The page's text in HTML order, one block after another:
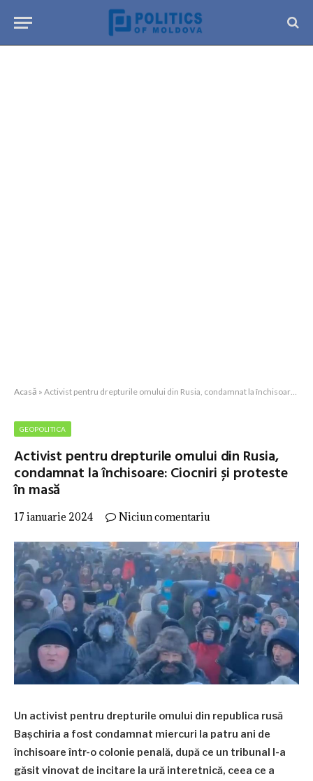
Acasă » Activist pentru drepturile omului din Rusia, condamnat la închisoare: Ciocniri și proteste în masă
GEOPOLITICA
Activist pentru drepturile omului din Rusia,
condamnat la închisoare: Ciocniri și proteste
în masă
17 ianuarie 2024 Niciun comentariu
Un activist pentru drepturile omului din republica rusă
Bașchiria a fost condamnat miercuri la patru ani de
închisoare într-o colonie penală, după ce un tribunal l-a
găsit vinovat de incitare la ură interetnică, ceea ce a